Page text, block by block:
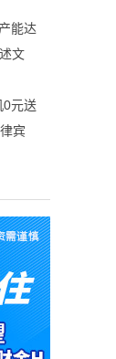
能达
文
0元送
宾